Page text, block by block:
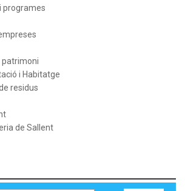
programes
patrimoni
i Habitatge
residus
de Sallent